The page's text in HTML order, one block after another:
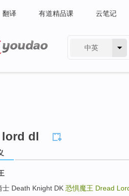
翻译 有道精品课 云笔记
中英
lord dl
士 Death Knight DK 恐惧魔王 Dread